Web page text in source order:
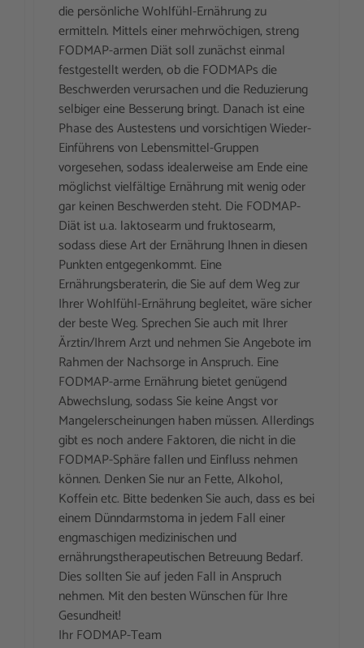
die persönliche Wohlfühl-Ernährung zu
ermitteln. Mittels einer mehrwöchigen, streng
FODMAP-armen Diät soll zunächst einmal
festgestellt werden, ob die FODMAPs die
Beschwerden verursachen und die Reduzierung
selbiger eine Besserung bringt. Danach ist eine
Phase des Austestens und vorsichtigen Wieder-
Einführens von Lebensmittel-Gruppen
vorgesehen, sodass idealerweise am Ende eine
möglichst vielfältige Ernährung mit wenig oder
gar keinen Beschwerden steht. Die FODMAP-
Diät ist u.a. laktosearm und fruktosearm,
sodass diese Art der Ernährung Ihnen in diesen
Punkten entgegenkommt. Eine
Ernährungsberaterin, die Sie auf dem Weg zur
Ihrer Wohlfühl-Ernährung begleitet, wäre sicher
der beste Weg. Sprechen Sie auch mit Ihrer
Ärztin/Ihrem Arzt und nehmen Sie Angebote im
Rahmen der Nachsorge in Anspruch. Eine
FODMAP-arme Ernährung bietet genügend
Abwechslung, sodass Sie keine Angst vor
Mangelerscheinungen haben müssen. Allerdings
gibt es noch andere Faktoren, die nicht in die
FODMAP-Sphäre fallen und Einfluss nehmen
können. Denken Sie nur an Fette, Alkohol,
Koffein etc. Bitte bedenken Sie auch, dass es bei
einem Dünndarmstoma in jedem Fall einer
engmaschigen medizinischen und
ernährungstherapeutischen Betreuung Bedarf.
Dies sollten Sie auf jeden Fall in Anspruch
nehmen. Mit den besten Wünschen für Ihre
Gesundheit!
Ihr FODMAP-Team